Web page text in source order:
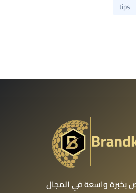
tips
واسعة في المجال